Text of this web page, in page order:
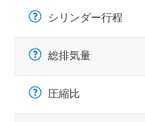
シリンダー行程
総排気量
圧縮比